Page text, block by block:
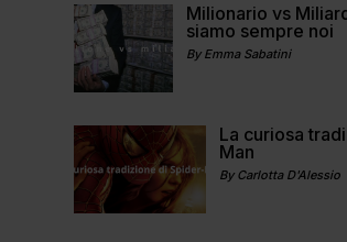
Milionario vs
siamo sempre noi
By Emma Sabatini
La curiosa
Man
By Carlotta D'Alessio